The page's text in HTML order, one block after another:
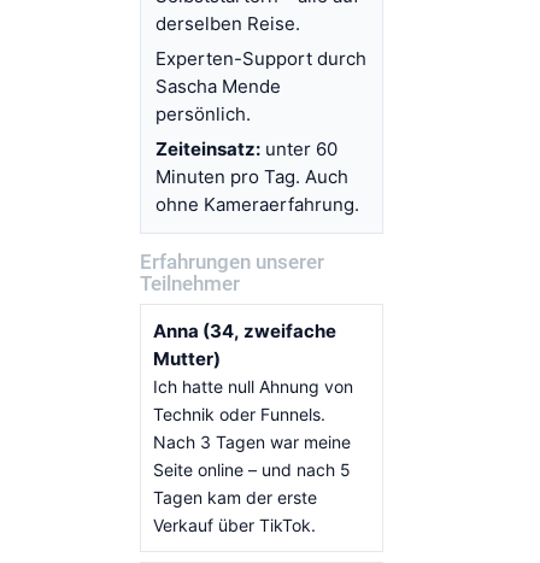
derselben Reise.
Experten-Support durch
Sascha Mende
persönlich.
Zeiteinsatz: unter 60
Minuten pro Tag. Auch
ohne Kameraerfahrung.
Erfahrungen unserer
Teilnehmer
Anna (34, zweifache
Mutter)
Ich hatte null Ahnung von
Technik oder Funnels.
Nach 3 Tagen war meine
Seite online – und nach 5
Tagen kam der erste
Verkauf über TikTok.